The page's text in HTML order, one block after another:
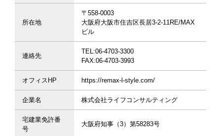
所在地
〒558-0003
大阪府大阪市住吉区長居3-2-11RE/MAX
ビル
連絡先
TEL:06-4703-3300
FAX:06-4703-3993
オフィスHP https://remax-l-style.com/
企業名 株式会社ライフコンサルティング
宅建業免許番
号
大阪府知事（3）第58283号